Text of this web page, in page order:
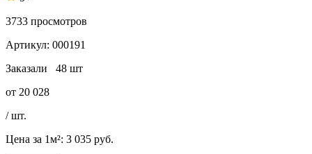
3733 просмотров
Артикул: 000191
Заказали 48 шт
от 20 028
/ шт.
Цена за 1м²: 3 035 руб.